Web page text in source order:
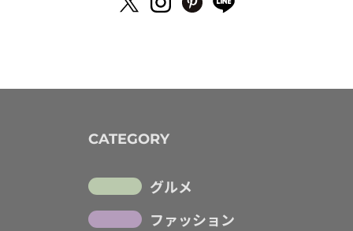
CATEGORY
グルメ
ファッション